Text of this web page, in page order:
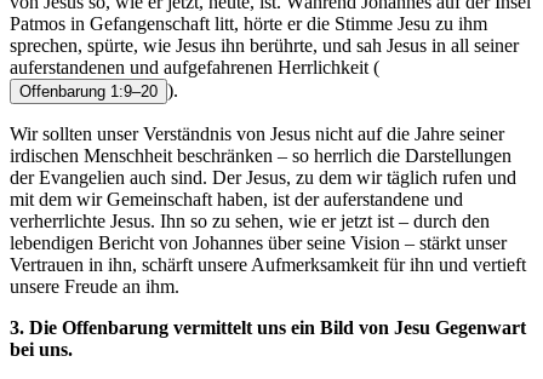
Patmos in Gefangenschaft litt, hörte er die Stimme Jesu zu ihm
sprechen, spürte, wie Jesus ihn berührte, und sah Jesus in all seiner
auferstandenen und aufgefahrenen Herrlichkeit (
Offenbarung 1:9–20 ).
Wir sollten unser Verständnis von Jesus nicht auf die Jahre seiner
irdischen Menschheit beschränken – so herrlich die Darstellungen
der Evangelien auch sind. Der Jesus, zu dem wir täglich rufen und
mit dem wir Gemeinschaft haben, ist der auferstandene und
verherrlichte Jesus. Ihn so zu sehen, wie er jetzt ist – durch den
lebendigen Bericht von Johannes über seine Vision – stärkt unser
Vertrauen in ihn, schärft unsere Aufmerksamkeit für ihn und vertieft
unsere Freude an ihm.
3. Die Offenbarung vermittelt uns ein Bild von Jesu Gegenwart
bei uns.